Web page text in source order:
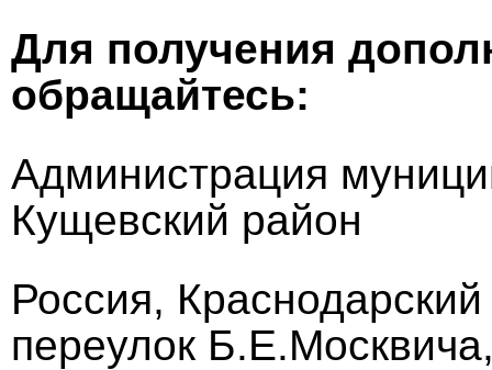
Для получения
обращайтесь:
Администрация
Кущевский район
Россия,
переулок